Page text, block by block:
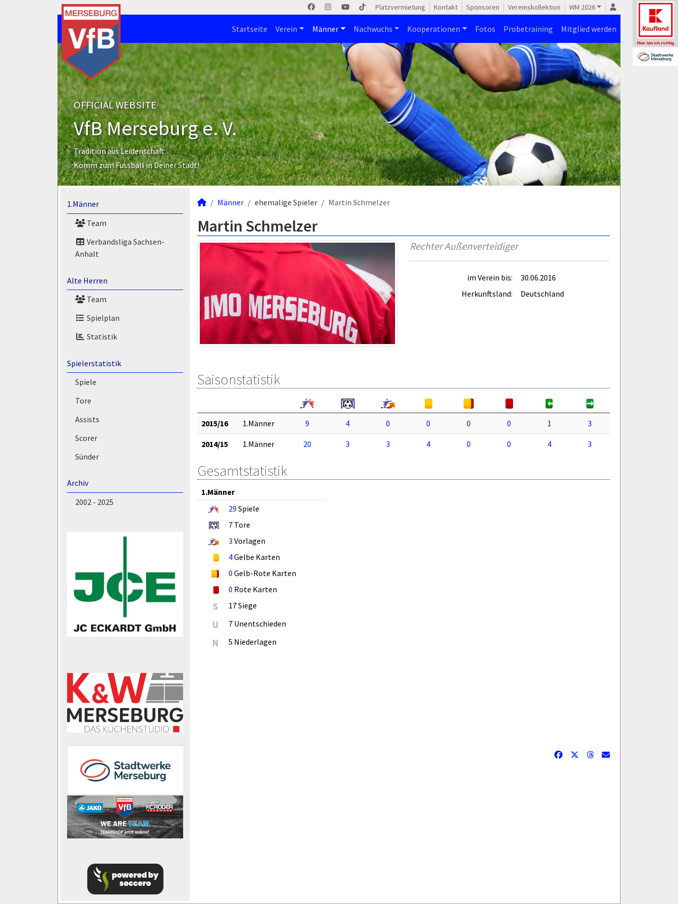
Platzvermietung Kontakt Sponsoren Vereinskollektion WM 2026
Startseite Verein Männer Nachwuchs Kooperationen Fotos Probetraining Mitglied werden
OFFICIAL WEBSITE
VfB Merseburg e. V.
Tradition aus Leidenschaft
Komm zum Fussball in Deiner Stadt!
1.Männer
Team
Verbandsliga Sachsen-
Anhalt
Alte Herren
Team
Spielplan
Statistik
Spielerstatistik
Spiele
Tore
Assists
Scorer
Sünder
Archiv
2002 - 2025
Männer ehemalige Spieler Martin Schmelzer
Martin Schmelzer
Rechter Außenverteidiger
im Verein bis:
30.06.2016
Herkunftsland:
Deutschland
Saisonstatistik
2015/16 1.Männer 9 4 0 0 0 0 1 3
2014/15 1.Männer 20 3 3 4 0 0 4 3
Gesamtstatistik
1.Männer
29 Spiele
7 Tore
3 Vorlagen
4Gelbe Karten
0 Gelb-Rote Karten
0 Rote Karten
S 17 Siege
U 7 Unentschieden
N 5 Niederlagen